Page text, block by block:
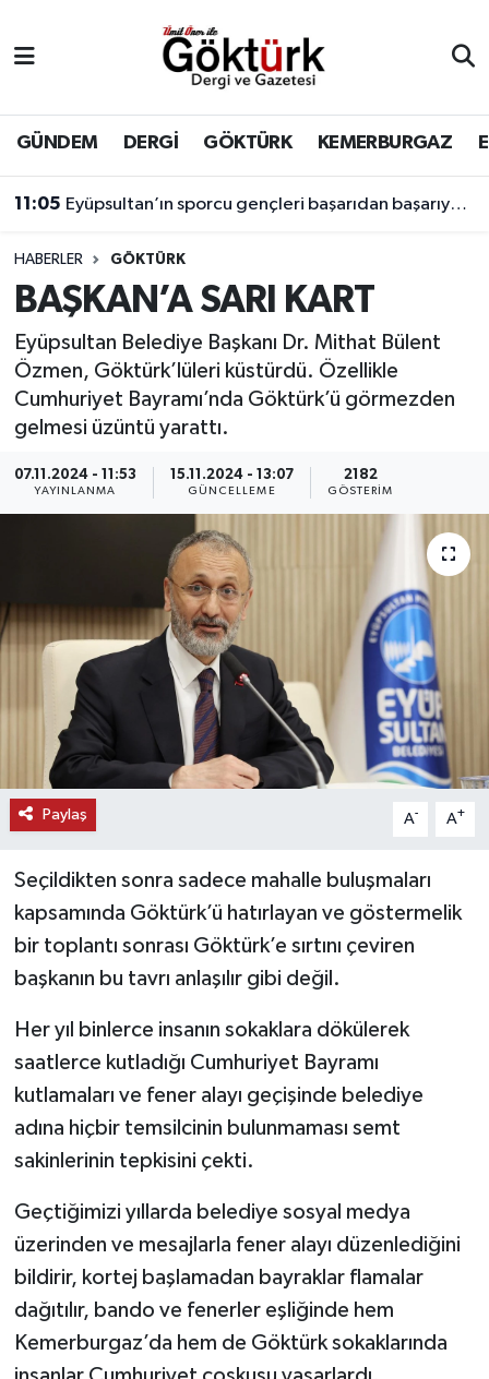
GÜNDEM DERGİ GÖKTÜRK KEMERBURGAZ
11:05 Eyüpsultan’ın sporcu gençleri başarıdan başarıya koşuyor.
HABERLER GÖKTÜRK
BAŞKAN’A SARI KART
Eyüpsultan Belediye Başkanı Dr. Mithat Bülent
Özmen, Göktürk’lüleri küstürdü. Özellikle
Cumhuriyet Bayramı’nda Göktürk’ü görmezden
gelmesi üzüntü yarattı.
07.11.2024 - 11:53
YAYINLANMA
15.11.2024 - 13:07
GÜNCELLEME
2182
GÖSTERIM
Paylaş A- A+
Seçildikten sonra sadece mahalle buluşmaları
kapsamında Göktürk’ü hatırlayan ve göstermelik
bir toplantı sonrası Göktürk’e sırtını çeviren
başkanın bu tavrı anlaşılır gibi değil.
Her yıl binlerce insanın sokaklara dökülerek
saatlerce kutladığı Cumhuriyet Bayramı
kutlamaları ve fener alayı geçişinde belediye
adına hiçbir temsilcinin bulunmaması semt
sakinlerinin tepkisini çekti.
Geçtiğimizi yıllarda belediye sosyal medya
üzerinden ve mesajlarla fener alayı düzenlediğini
bildirir, kortej başlamadan bayraklar flamalar
dağıtılır, bando ve fenerler eşliğinde hem
Kemerburgaz’da hem de Göktürk sokaklarında
BİLİM
DERGİ
DÜNYA
EĞİTİM
EKONOMİ
GÖKTÜRK
GÜNDEM
KÜLTÜR - SANAT
MAGAZİN
ÖZEL HABER
SAĞLIK
SPOR
TİCARET
YAŞAM
Eyüpsultan Hava Durumu
Eyüpsultan Trafik Yoğunluk Haritası
Süper Lig Puan Durumu ve Fikstür
Tüm Manşetler
Son Dakika Haberleri
Haber Arşivi